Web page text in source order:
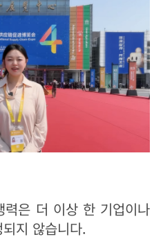
력은 더 이상 한 기업이나
지 않습니다.